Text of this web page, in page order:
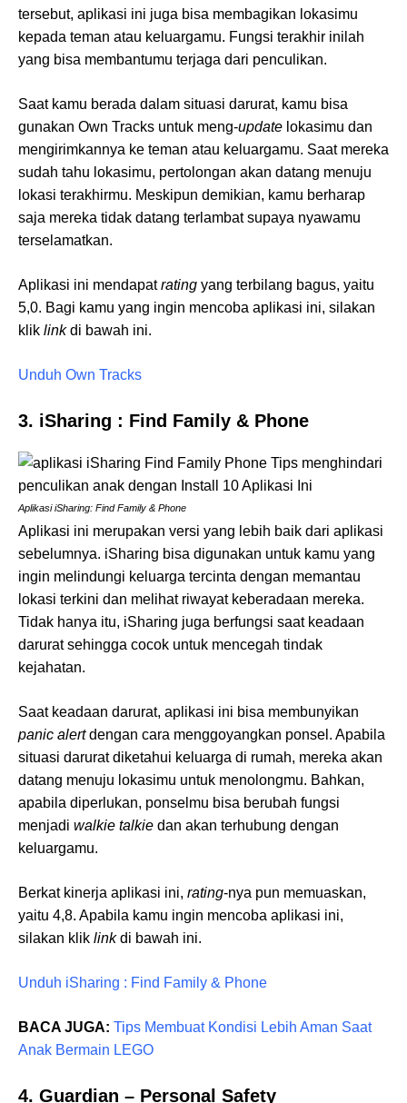
tersebut, aplikasi ini juga bisa membagikan lokasimu
kepada teman atau keluargamu. Fungsi terakhir inilah
yang bisa membantumu terjaga dari penculikan.
Saat kamu berada dalam situasi darurat, kamu bisa
gunakan Own Tracks untuk meng-update lokasimu dan
mengirimkannya ke teman atau keluargamu. Saat mereka
sudah tahu lokasimu, pertolongan akan datang menuju
lokasi terakhirmu. Meskipun demikian, kamu berharap
saja mereka tidak datang terlambat supaya nyawamu
terselamatkan.
Aplikasi ini mendapatrating yang terbilang bagus, yaitu
5,0. Bagi kamu yang ingin mencoba aplikasi ini, silakan
klik linkdi bawah ini.
Unduh Own Tracks
3. iSharing : Find Family & Phone
Aplikasi iSharing: Find Family & Phone
Aplikasi ini merupakan versi yang lebih baik dari aplikasi
sebelumnya. iSharing bisa digunakan untuk kamu yang
ingin melindungi keluarga tercinta dengan memantau
lokasi terkini dan melihat riwayat keberadaan mereka.
Tidak hanya itu, iSharing juga berfungsi saat keadaan
darurat sehingga cocok untuk mencegah tindak
kejahatan.
Saat keadaan darurat, aplikasi ini bisa membunyikan
panic alertdengan cara menggoyangkan ponsel. Apabila
situasi darurat diketahui keluarga di rumah, mereka akan
datang menuju lokasimu untuk menolongmu. Bahkan,
apabila diperlukan, ponselmu bisa berubah fungsi
menjadi walkie talkie dan akan terhubung dengan
keluargamu.
Berkat kinerja aplikasi ini, rating-nya pun memuaskan,
yaitu 4,8. Apabila kamu ingin mencoba aplikasi ini,
silakan klik linkdi bawah ini.
Unduh iSharing : Find Family & Phone
BACA JUGA: Tips Membuat Kondisi Lebih Aman Saat
Anak Bermain LEGO
4. Guardian – Personal Safety